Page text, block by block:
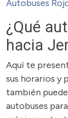
Autobuses
¿Qué
hacia
Aquí te
sus horarios y
también
autobuses